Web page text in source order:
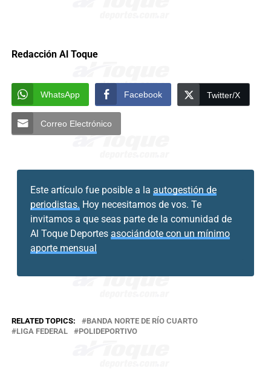
Redacción Al Toque
WhatsApp Facebook Twitter/X
Correo Electrónico
Este artículo fue posible a la autogestión de
periodistas. Hoy necesitamos de vos. Te
invitamos a que seas parte de la comunidad de
Al Toque Deportes asociándote con un mínimo
aporte mensual
RELATED TOPICS:
BANDA NORTE DE RÍO CUARTO
LIGA FEDERAL
POLIDEPORTIVO